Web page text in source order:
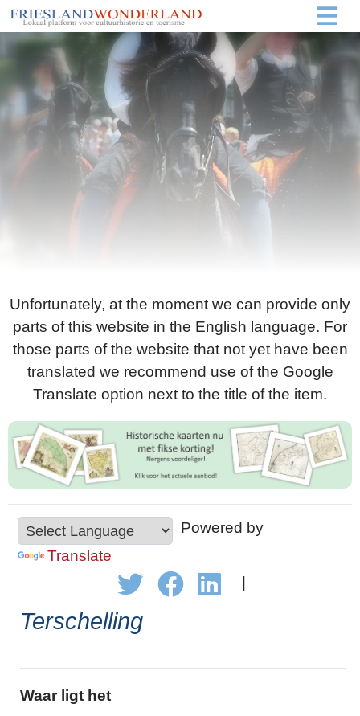
Unfortunately, at the moment we can provide only
parts of this website in the English language. For
those parts of the website that not yet have been
translated we recommend use of the Google
Translate option next to the title of the item.
Powered by
Translate
Terschelling
Waar ligt het